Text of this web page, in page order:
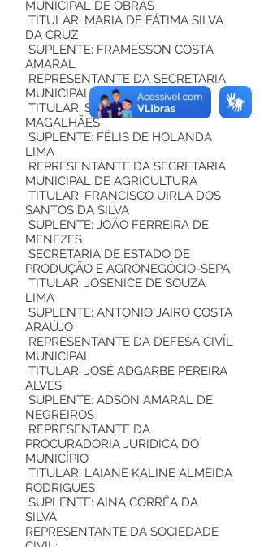
MUNICIPAL DE OBRAS
TITULAR: MARIA DE FÁTIMA SILVA
DA CRUZ
SUPLENTE: FRAMESSON COSTA
AMARAL
REPRESENTANTE DA SECRETARIA
MUNICIPAL DE EDUCAÇÃO
TITULAR: SUIANE CABRAL
MAGALHÃES
SUPLENTE: FÉLIS DE HOLANDA
LIMA
REPRESENTANTE DA SECRETARIA
MUNICIPAL DE AGRICULTURA
TITULAR: FRANCISCO UIRLA DOS
SANTOS DA SILVA
SUPLENTE: JOÃO FERREIRA DE
MENEZES
SECRETARIA DE ESTADO DE
PRODUÇÃO E AGRONEGÓCIO-SEPA
TITULAR: JOSENICE DE SOUZA
LIMA
SUPLENTE: ANTONIO JAIRO COSTA
ARAÚJO
REPRESENTANTE DA DEFESA CIVÍL
MUNICIPAL
TITULAR: JOSÉ ADGARBE PEREIRA
ALVES
SUPLENTE: ADSON AMARAL DE
NEGREIROS
REPRESENTANTE DA
PROCURADORIA JURIDICA DO
MUNICÍPIO
TITULAR: LAIANE KALINE ALMEIDA
RODRIGUES
SUPLENTE: AINA CORRÊA DA
SILVA
REPRESENTANTE DA SOCIEDADE